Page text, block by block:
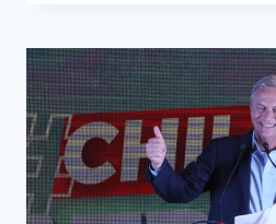
EL
«EXTREMISMO»
CON
UNA
NUEVA
LEY
DE
SEGURIDAD